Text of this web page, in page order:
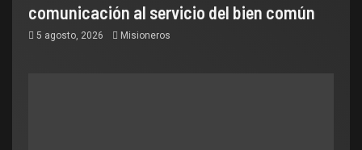
comunicación al servicio del bien común
5 agosto, 2026 Misioneros